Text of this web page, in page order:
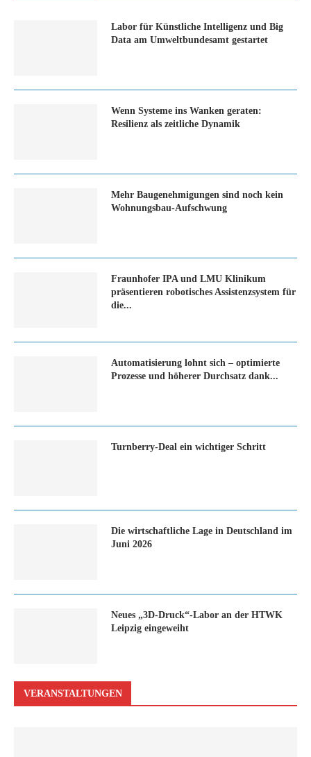
Labor für Künstliche Intelligenz und Big
Data am Umweltbundesamt gestartet
Wenn Systeme ins Wanken geraten:
Resilienz als zeitliche Dynamik
Mehr Baugenehmigungen sind noch kein
Wohnungsbau-Aufschwung
Fraunhofer IPA und LMU Klinikum
präsentieren robotisches Assistenzsystem für
die...
Automatisierung lohnt sich – optimierte
Prozesse und höherer Durchsatz dank...
Turn­ber­ry-Deal ein wich­ti­ger Schritt
Die wirtschaftliche Lage in Deutschland im
Juni 2026
Neues „3D-Druck“-Labor an der HTWK
Leipzig eingeweiht
VERANSTALTUNGEN